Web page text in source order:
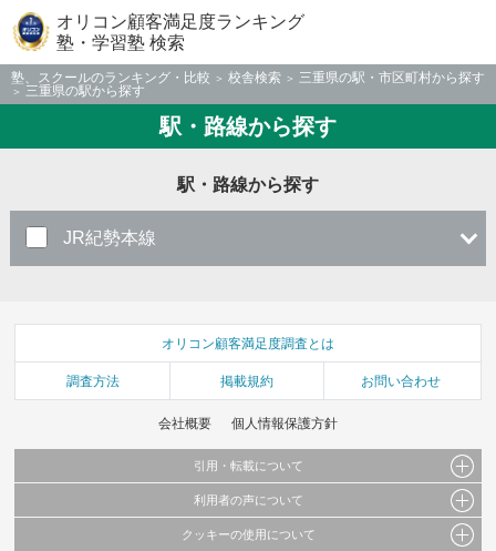
オリコン顧客満足度ランキング
塾・学習塾 検索
塾、スクールのランキング・比較 校舎検索
三重県の駅・市区町村から探す
三重県の駅から探す
駅・路線から探す
駅・路線から探す
JR紀勢本線
オリコン顧客満足度調査とは
調査方法 掲載規約 お問い合わせ
会社概要 個人情報保護方針
引用・転載について
当サイトで公開されている情報（文字、写真、イラスト、画像データ等）及びこれらの配
これらの情報を権利者の許可なく無断転載・複製などの二次利用を行うことは固く禁じて
利用者の声について
当サイトに掲載している内容はすべてサービスの利用者が提出された見解・感想です。
クッキーの使用について